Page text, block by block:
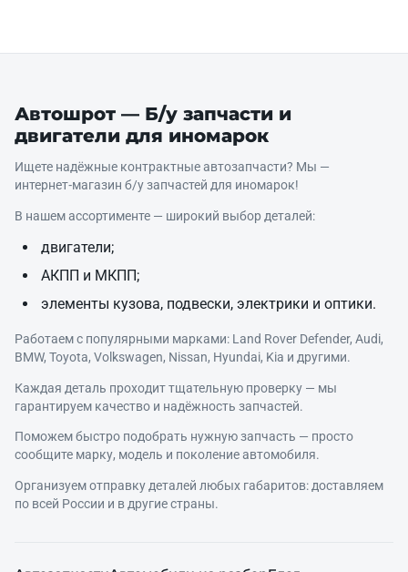
Автошрот — Б/у запчасти и
двигатели для иномарок
Ищете надёжные контрактные автозапчасти? Мы —
интернет‑магазин б/у запчастей для иномарок!
В нашем ассортименте — широкий выбор деталей:
двигатели;
АКПП и МКПП;
элементы кузова, подвески, электрики и оптики.
Работаем с популярными марками: Land Rover Defender, Audi,
BMW, Toyota, Volkswagen, Nissan, Hyundai, Kia и другими.
Каждая деталь проходит тщательную проверку — мы
гарантируем качество и надёжность запчастей.
Поможем быстро подобрать нужную запчасть — просто
сообщите марку, модель и поколение автомобиля.
Организуем отправку деталей любых габаритов: доставляем
по всей России и в другие страны.